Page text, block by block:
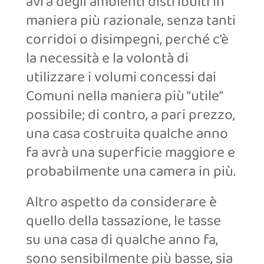
maniera più razionale, senza tanti
corridoi o disimpegni, perché c’è
la necessità e la volontà di
utilizzare i volumi concessi dai
Comuni nella maniera più “utile”
possibile; di contro, a pari prezzo,
una casa costruita qualche anno
fa avrà una superficie maggiore e
probabilmente una camera in più.
Altro aspetto da considerare è
quello della tassazione, le tasse
su una casa di qualche anno fa,